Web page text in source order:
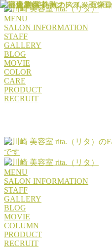
MENU
SALON INFORMATION
STAFF
GALLERY
BLOG
MOVIE
COLOR
CARE
PRODUCT
RECRUIT
MENU
SALON INFORMATION
STAFF
GALLERY
BLOG
MOVIE
COLUMN
PRODUCT
RECRUIT